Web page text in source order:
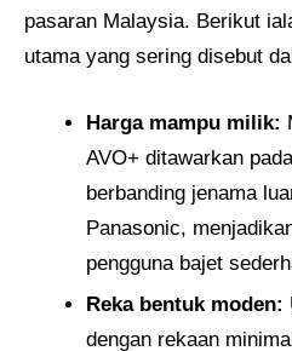
pasaran Malaysia. Berikut
utama yang sering disebut
Harga mampu milik:
AVO+ ditawarkan
berbanding jenama
Panasonic,
pengguna bajet
Reka bentuk moden:
dengan rekaan